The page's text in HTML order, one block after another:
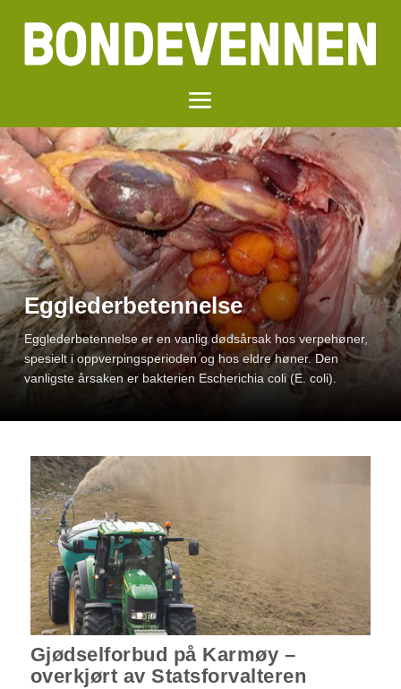
Egglederbetennelse
Egglederbetennelse er en vanlig dødsårsak hos verpehøner,
spesielt i oppverpings­perioden og hos eldre høner. Den
vanligste årsaken er bakterien Escherichia coli (E. coli).
Gjødselforbud på Karmøy –
overkjørt av Statsforvalteren